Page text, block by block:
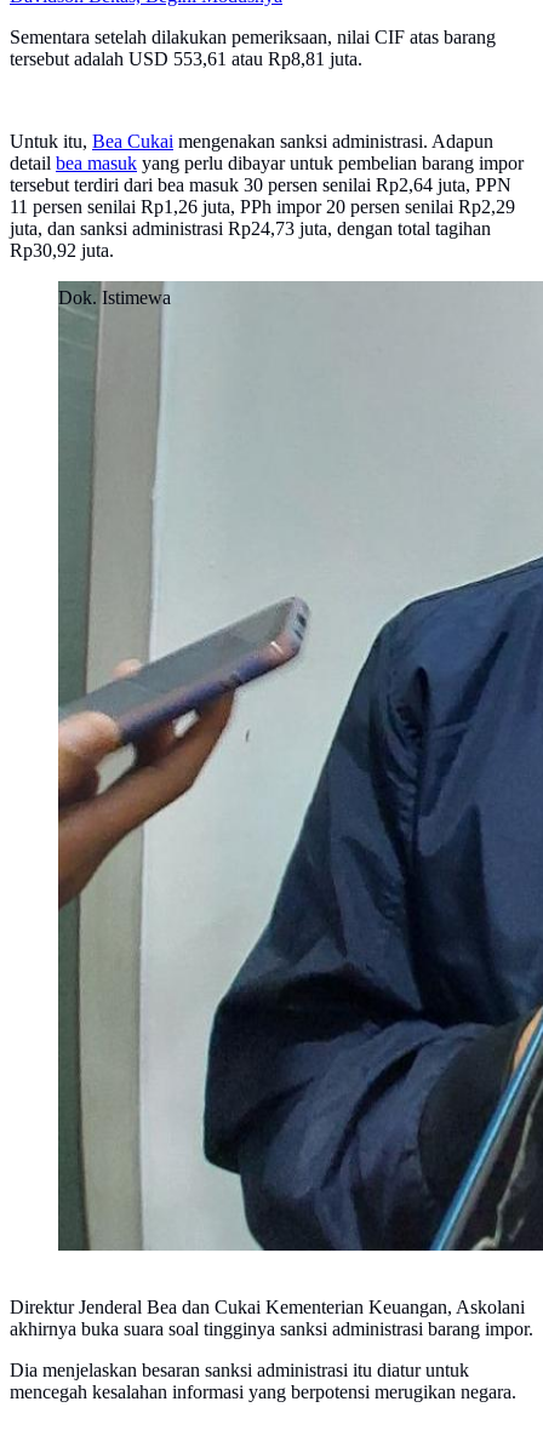
Sementara setelah dilakukan pemeriksaan, nilai CIF atas barang
tersebut adalah USD 553,61 atau Rp8,81 juta.
Untuk itu, Bea Cukai mengenakan sanksi administrasi. Adapun
detail bea masuk yang perlu dibayar untuk pembelian barang impor
tersebut terdiri dari bea masuk 30 persen senilai Rp2,64 juta, PPN
11 persen senilai Rp1,26 juta, PPh impor 20 persen senilai Rp2,29
juta, dan sanksi administrasi Rp24,73 juta, dengan total tagihan
Rp30,92 juta.
Dok. Istimewa
Direktur Jenderal Bea dan Cukai Kementerian Keuangan, Askolani
akhirnya buka suara soal tingginya sanksi administrasi barang impor.
Dia menjelaskan besaran sanksi administrasi itu diatur untuk
mencegah kesalahan informasi yang berpotensi merugikan negara.